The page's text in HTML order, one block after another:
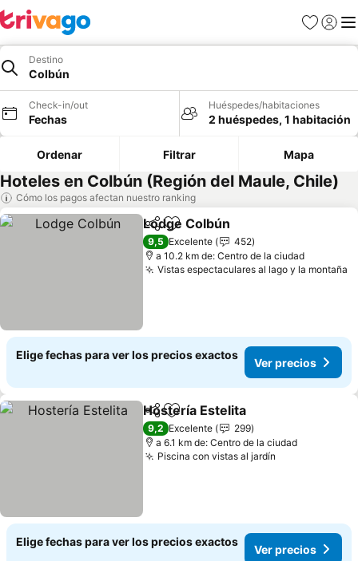
Favoritos
Iniciar
Destino
Colbún
Check-in/out
Fechas
Huéspedes/habitaciones
2 huéspedes, 1 habitación
Ordenar Filtrar Mapa
Hoteles en Colbún (Región del Maule, Chile)
Cómo los pagos afectan nuestro ranking
CompartirAgregar a favoritos
Lodge Colbún
9,5 Excelente
452
a 10.2 km de: Centro de la ciudad
Vistas espectaculares al lago y la montaña
Elige fechas para ver los precios exactos
Ver precios
CompartirAgregar a favoritos
Hostería Estelita
9,2 Excelente
299
a 6.1 km de: Centro de la ciudad
Piscina con vistas al jardín
Elige fechas para ver los precios exactos
Ver precios